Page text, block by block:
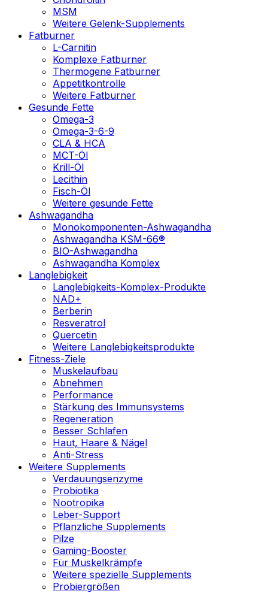
MSM
Weitere Gelenk-Supplements
Fatburner
L-Carnitin
Komplexe Fatburner
Thermogene Fatburner
Appetitkontrolle
Weitere Fatburner
Gesunde Fette
Omega-3
Omega-3-6-9
CLA & HCA
MCT-Öl
Krill-Öl
Lecithin
Fisch-Öl
Weitere gesunde Fette
Ashwagandha
Monokomponenten-Ashwagandha
Ashwagandha KSM-66®
BIO-Ashwagandha
Ashwagandha Komplex
Langlebigkeit
Langlebigkeits-Komplex-Produkte
NAD+
Berberin
Resveratrol
Quercetin
Weitere Langlebigkeitsprodukte
Fitness-Ziele
Muskelaufbau
Abnehmen
Performance
Stärkung des Immunsystems
Regeneration
Besser Schlafen
Haut, Haare & Nägel
Anti-Stress
Weitere Supplements
Verdauungsenzyme
Probiotika
Nootropika
Leber-Support
Pflanzliche Supplements
Pilze
Gaming-Booster
Für Muskelkrämpfe
Weitere spezielle Supplements
Probiergrößen